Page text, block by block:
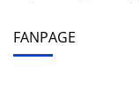
FANPAGE